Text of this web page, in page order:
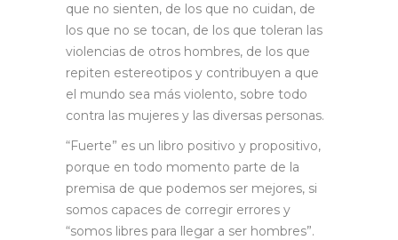
que no sienten, de los que no cuidan, de
los que no se tocan, de los que toleran las
violencias de otros hombres, de los que
repiten estereotipos y contribuyen a que
el mundo sea más violento, sobre todo
contra las mujeres y las diversas personas.
“Fuerte” es un libro positivo y propositivo,
porque en todo momento parte de la
premisa de que podemos ser mejores, si
somos capaces de corregir errores y
“somos libres para llegar a ser hombres”.